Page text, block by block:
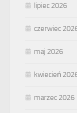
lipiec 2026
czerwiec
maj 2026
kwiecień
marzec 2026